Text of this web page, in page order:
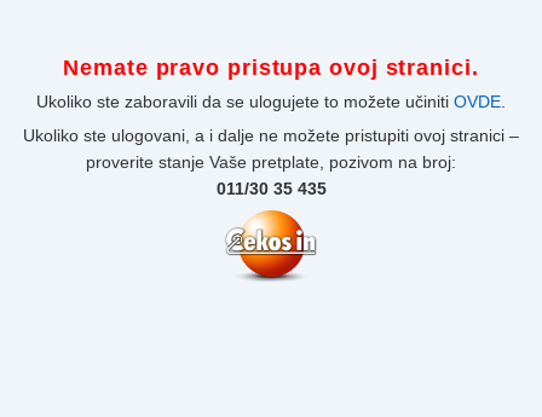
Nemate pravo pristupa ovoj stranici.
Ukoliko ste zaboravili da se ulogujete to možete učiniti OVDE
Ukoliko ste ulogovani, a i dalje ne možete pristupiti ovoj stranici –
proverite stanje Vaše pretplate, pozivom na broj:
011/30 35 435